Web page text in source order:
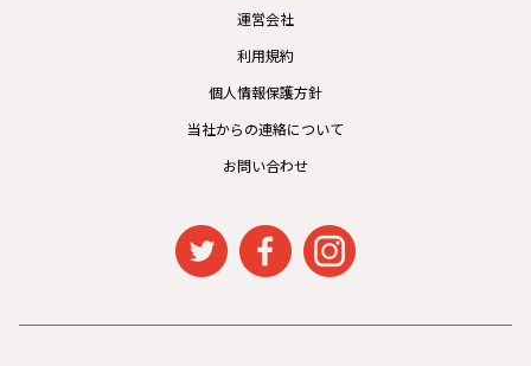
運営会社
利用規約
個人情報保護方針
当社からの連絡について
お問い合わせ